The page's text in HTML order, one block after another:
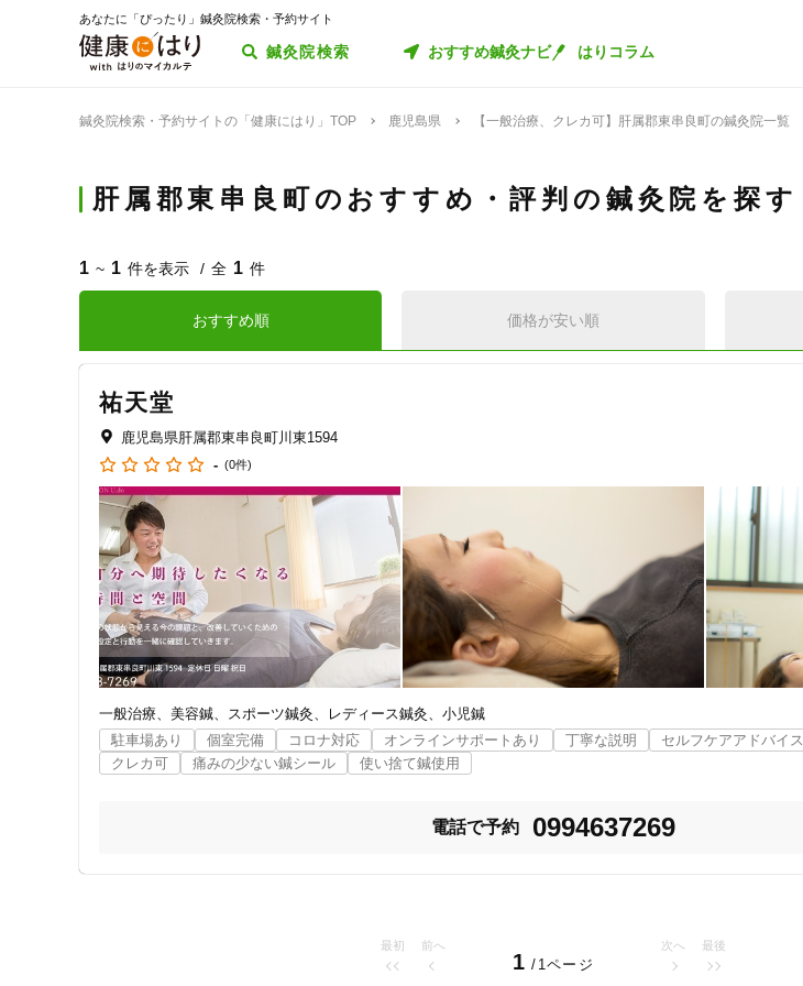
あなたに「ぴったり」鍼灸院検索・予約サイト
鍼灸院検索 おすすめ鍼灸ナビ はりコラム
鍼灸院検索・予約サイトの「健康にはり」TOP 鹿児島県 【一般治療、クレカ可】肝属郡東串良町の鍼灸院一覧
肝属郡東串良町のおすすめ・評判の鍼灸院を探す
1 ~ 1 件を表示 全 1 件
おすすめ順 価格が安い順
祐天堂
鹿児島県肝属郡東串良町川東1594
- (0件)
一般治療 美容鍼 スポーツ鍼灸 レディース鍼灸
小児鍼
駐車場あり
個室完備 コロナ対応 オンラインサポートあり 丁寧な説明 セルフケアアドバイス
クレカ可
痛みの少ない鍼シール 使い捨て鍼使用
電話で予約 0994637269
最初 前へ
1 /1ページ
次へ 最後